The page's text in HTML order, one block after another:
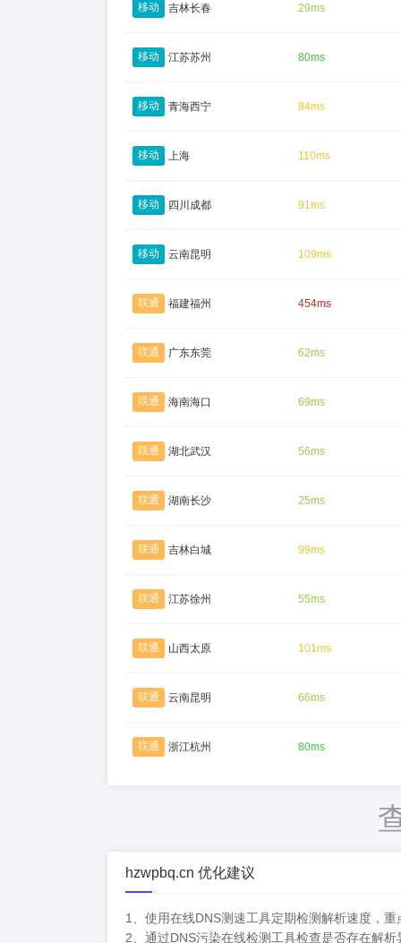
移动 吉林长春 29ms
移动 江苏苏州 80ms
移动 青海西宁 84ms
移动 上海 110ms
移动 四川成都 91ms
移动 云南昆明 109ms
联通 福建福州 454ms
联通 广东东莞 62ms
联通 海南海口 69ms
联通 湖北武汉 56ms
联通 湖南长沙 25ms
联通 吉林白城 99ms
联通 江苏徐州 55ms
联通 山西太原 101ms
联通 云南昆明 66ms
联通 浙江杭州 80ms
hzwpbq.cn 优化建议
1、使用在线DNS测速工具定期检测解析速度，
2、通过DNS污染在线检测工具检查是否存在解